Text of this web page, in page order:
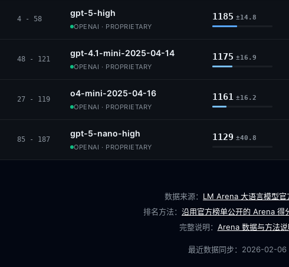
4 - 58
gpt-5-high
OPENAI · PROPRIETARY
1185 ±14.8
48 - 121
gpt-4.1-mini-2025-04-14
OPENAI · PROPRIETARY
1175 ±16.9
27 - 119
o4-mini-2025-04-16
OPENAI · PROPRIETARY
1161 ±16.2
85 - 187
gpt-5-nano-high
OPENAI · PROPRIETARY
1129 ±40.8
数据来源： LM Arena 大语言模型官
排名方法： 沿用官方榜单公开的 Arena 得
完整说明： Arena 数据与方法说
最近数据同步： 2026-02-06